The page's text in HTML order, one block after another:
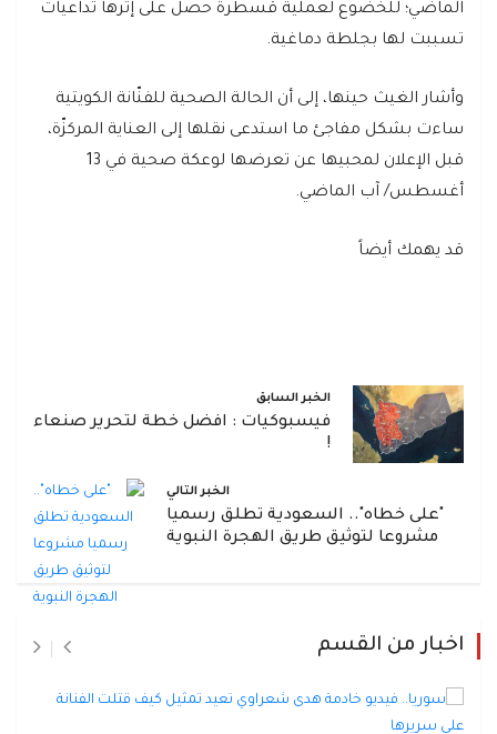
الماضي؛ للخضوع لعملية قسطرة حصل على إثرها تداعيات
تسببت لها بجلطة دماغية.
وأشار الغيث حينها، إلى أن الحالة الصحية للفنّانة الكويتية
ساءت بشكل مفاجئ ما استدعى نقلها إلى العناية المركزّة،
قبل الإعلان لمحبيها عن تعرضها لوعكة صحية في 13
أغسطس/ آب الماضي.
قد يهمك أيضاً
الخبر السابق
فيسبوكيات : افضل خطة لتحرير صنعاء
!
الخبر التالي
"على خطاه".. السعودية تطلق رسميا
مشروعا لتوثيق طريق الهجرة النبوية
اخبار من القسم